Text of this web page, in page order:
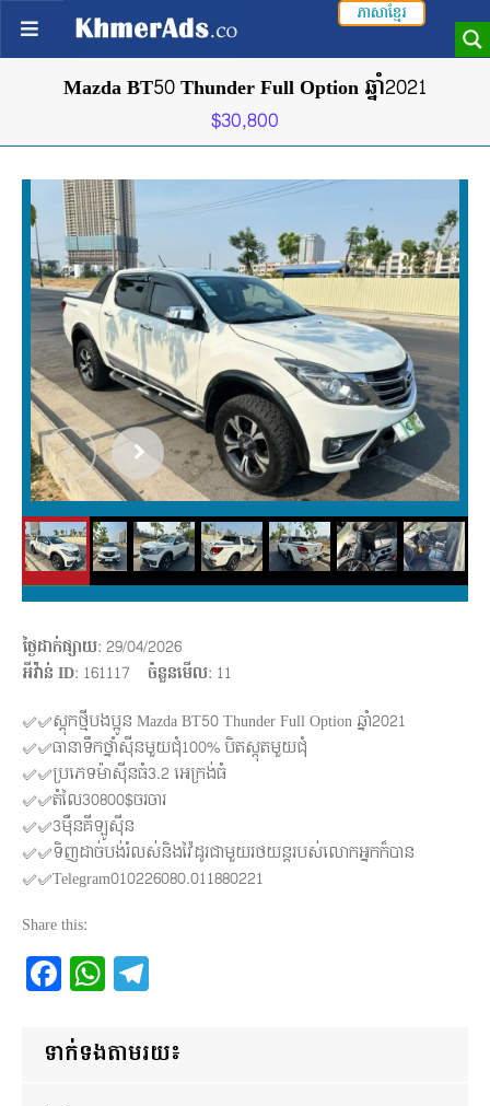
ភាសាខ្មែរ
Mazda BT50 Thunder Full Option ឆ្នាំ2021
$30,800
ថ្ងៃដាក់ផ្សាយ: 29/04/2026
អីវ៉ាន់ ID: 161117 ចំនួនមើល: 11
✅✅ស្តុកថ្មីបងប្អូន Mazda BT50 Thunder Full Option ឆ្នាំ2021
✅✅ធានាទឹកថ្នាំសុីនមួយជុំ100% បិតស្កុតមួយជុំ
✅✅ប្រភេទម៉ាសុីនធំ3.2 អេក្រង់ធំ
✅✅តំលៃ30800$ចរចារ
✅✅3មុឺនគីឡូសុីន
✅✅ទិញដាច់បង់រំលស់និងវ៉ៃដូរជាមួយរថយន្តរបស់លោកអ្នកក៏បាន
✅✅Telegram010226080.011880221
Share this:
Facebook
WhatsApp
ទាក់ទងតាមរយ៖